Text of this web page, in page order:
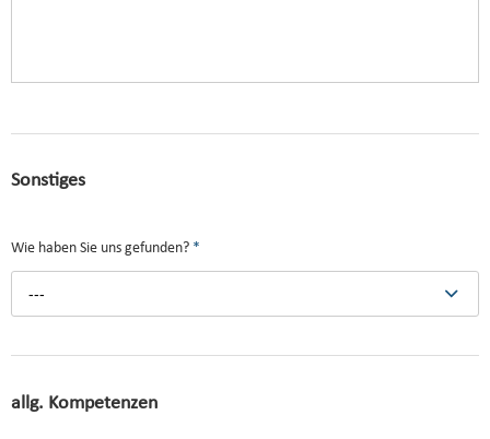
Sonstiges
Wie haben Sie uns gefunden? *
---
allg. Kompetenzen